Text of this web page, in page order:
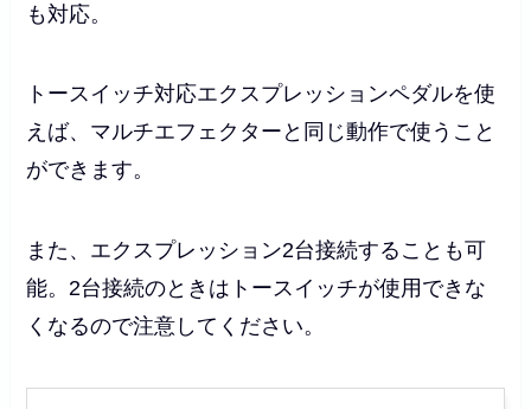
も対応。
トースイッチ対応エクスプレッションペダルを使
えば、マルチエフェクターと同じ動作で使うこと
ができます。
また、エクスプレッション2台接続することも可
能。2台接続のときはトースイッチが使用できな
くなるので注意してください。